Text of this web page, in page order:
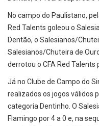
No campo do Paulistano,
Red Talents goleou o
Dentão, o Salesianos/
Salesianos/Chuteira de
derrotou o CFA Red Talents
Já no Clube de Campo do
realizados os jogos válidos
categoria Dentinho. O
Flamingo por 4 a 0 e, na